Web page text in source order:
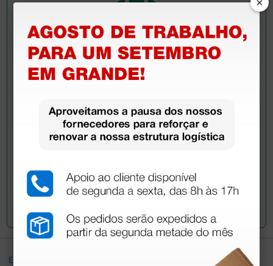
Pergunte a um colega
Ainda tem dúvidas?Necessita de mais
esclarecimentos? Envie agora a sua questão aos
Excellent